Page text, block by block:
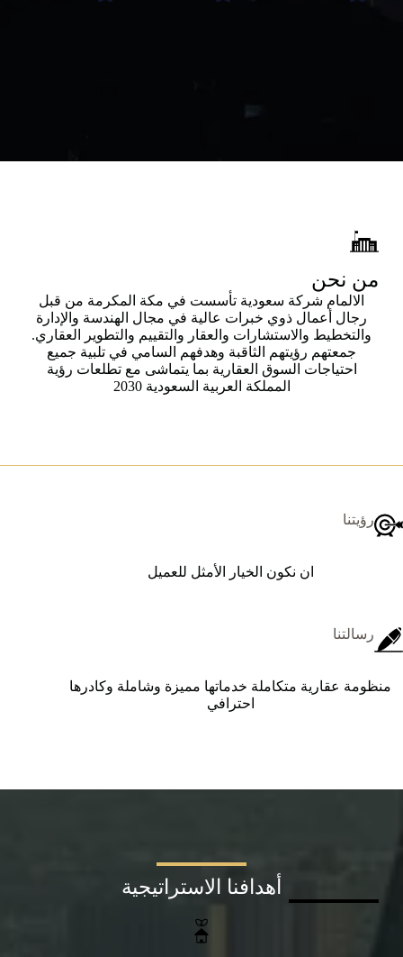
من نحن
الالمام شركة سعودية تأسست في مكة المكرمة من قبل
رجال أعمال ذوي خبرات عالية في مجال الهندسة والإدارة
والتخطيط والاستشارات والعقار والتقييم والتطوير العقاري.
جمعتهم رؤيتهم الثاقبة وهدفهم السامي في تلبية جميع
احتياجات السوق العقارية بما يتماشى مع تطلعات رؤية
المملكة العربية السعودية 2030
رؤيتنا
ان نكون الخيار الأمثل للعميل
رسالتنا
منظومة عقارية متكاملة خدماتها مميزة وشاملة وكادرها
احترافي
أهدافنا الاستراتيجية